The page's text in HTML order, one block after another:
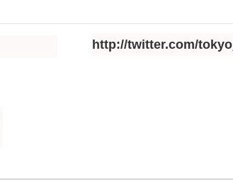
http://twitter.com/